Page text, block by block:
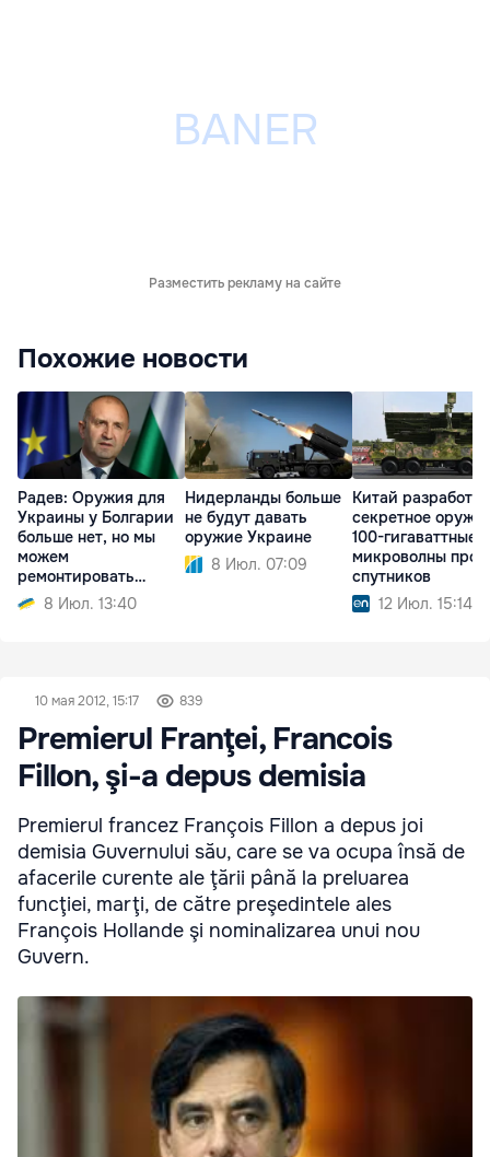
Разместить рекламу на сайте
Похожие новости
Радев: Оружия для
Украины у Болгарии
больше нет, но мы
можем
ремонтировать
технику
8 Июл. 13:40
Нидерланды больше
не будут давать
оружие Украине
8 Июл. 07:09
Китай разработал
секретное
100-гигаваттные
микроволны
спутников
12 Июл. 15:14
10 мая 2012, 15:17 839
Premierul Franţei, Francois
Fillon, şi-a depus demisia
Premierul francez François Fillon a depus joi
demisia Guvernului său, care se va ocupa însă de
afacerile curente ale ţării până la preluarea
funcţiei, marţi, de către preşedintele ales
François Hollande şi nominalizarea unui nou
Guvern.